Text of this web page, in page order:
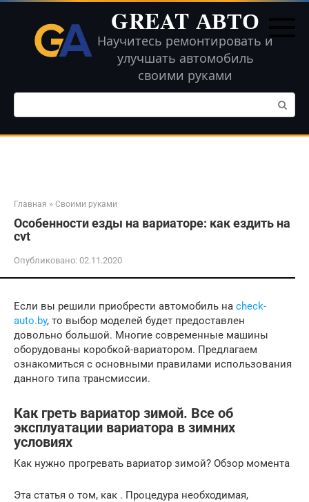
Перейти
контенту
GREAT АВТО
Научитесь ремонтировать и
улучшать автомобиль
своими руками
Поиск:
Главная » Своими руками
Особенности езды на вариаторе: как ездить на
cvt
Опубликовано: 02.11.2020
Если вы решили приобрести автомобиль на check-
auto.by, то выбор моделей будет предоставлен
довольно большой. Многие современные машины
оборудованы коробкой-вариатором. Предлагаем
ознакомиться с основными правилами использования
данного типа трансмиссии.
Как греть вариатор зимой. Все об
эксплуатации вариатора в зимних
условиях
Как нужно прогревать вариатор зимой? Обзор момента
Эта статья о том, как . Процедура необходимая,